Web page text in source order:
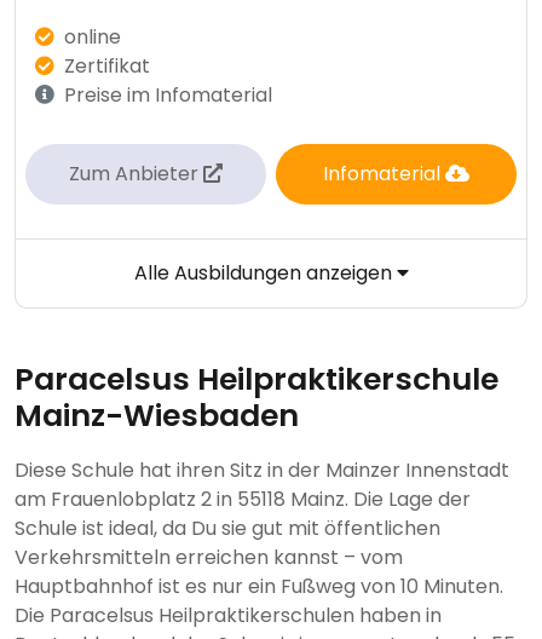
online
Zertifikat
Preise im Infomaterial
Zum Anbieter Infomaterial
Alle Ausbildungen anzeigen
Paracelsus Heilpraktikerschule
Mainz-Wiesbaden
Diese Schule hat ihren Sitz in der Mainzer Innenstadt
am Frauenlobplatz 2 in 55118 Mainz. Die Lage der
Schule ist ideal, da Du sie gut mit öffentlichen
Verkehrsmitteln erreichen kannst – vom
Hauptbahnhof ist es nur ein Fußweg von 10 Minuten.
Die Paracelsus Heilpraktikerschulen haben in